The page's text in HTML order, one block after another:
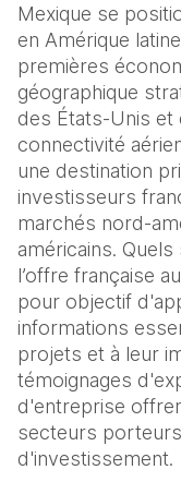
Mexique se
en Amérique
premières
géographique
des États-Unis et
connectivité
une destination
investisseurs
marchés nord-
américains.
l’offre française
pour objectif
informations
projets et à leur
témoignages
d'entreprise
secteurs
d'investissement.